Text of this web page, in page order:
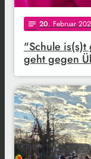
notes 20. Februar
"Schule
geht gegen